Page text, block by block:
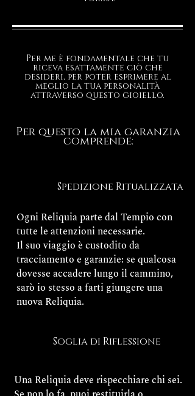
Per me è fondamentale che tu
riceva esattamente ciò che
desideri, per poter esprimere al
meglio la tua personalità
attraverso questo gioiello.
Per questo la mia garanzia
comprende:
Spedizione Ritualizzata
Ogni Reliquia parte dal Tempio con
tutte le attenzioni necessarie.
Il suo viaggio è custodito da
tracciamento e garanzie: se qualcosa
dovesse accadere lungo il cammino,
sarò io stesso a farti giungere una
nuova Reliquia.
Soglia di Riflessione
Una Reliquia deve rispecchiare chi sei.